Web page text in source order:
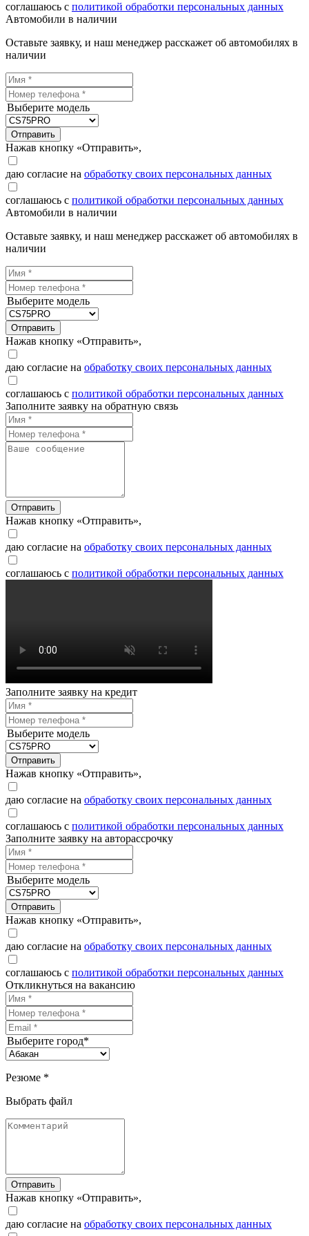
соглашаюсь с политикой обработки персональных данных
Автомобили в наличии
Оставьте заявку, и наш менеджер расскажет об автомобилях в
наличии
Выберите модель
Отправить
Нажав кнопку «Отправить»,
даю согласие на обработку своих персональных данных
соглашаюсь с политикой обработки персональных данных
Автомобили в наличии
Оставьте заявку, и наш менеджер расскажет об автомобилях в
наличии
Выберите модель
Отправить
Нажав кнопку «Отправить»,
даю согласие на обработку своих персональных данных
соглашаюсь с политикой обработки персональных данных
Заполните заявку на обратную связь
Отправить
Нажав кнопку «Отправить»,
даю согласие на обработку своих персональных данных
соглашаюсь с политикой обработки персональных данных
Заполните заявку на кредит
Выберите модель
Отправить
Нажав кнопку «Отправить»,
даю согласие на обработку своих персональных данных
соглашаюсь с политикой обработки персональных данных
Заполните заявку на авторассрочку
Выберите модель
Отправить
Нажав кнопку «Отправить»,
даю согласие на обработку своих персональных данных
соглашаюсь с политикой обработки персональных данных
Откликнуться на вакансию
Выберите город*
Резюме *
Выбрать файл
Отправить
Нажав кнопку «Отправить»,
даю согласие на обработку своих персональных данных